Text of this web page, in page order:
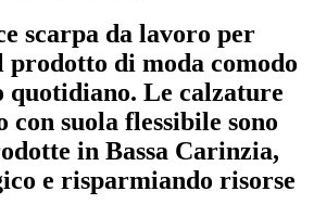
scarpa da lavoro per
di moda comodo
quotidiano. Le calzature
con suola flessibile sono
in Bassa Carinzia,
e risparmiando risorse